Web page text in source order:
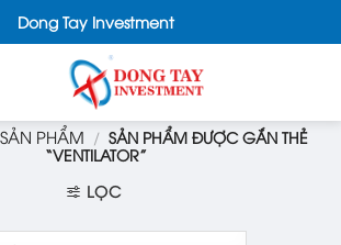
Dong Tay Investment
SẢN PHẨM / SẢN PHẨM ĐƯỢC GẮN THẺ
“VENTILATOR”
LỌC